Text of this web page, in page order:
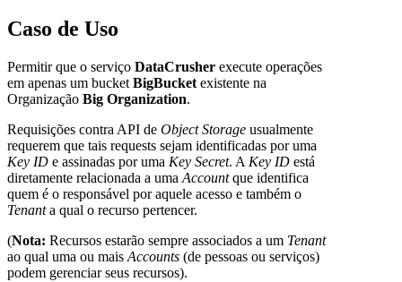
Caso de Uso
Permitir que o serviço DataCrusher execute operações
em apenas um bucket BigBucket existente na
Organização Big Organization.
Requisições contra API de Object Storage usualmente
requerem que tais requests sejam identificadas por uma
Key ID e assinadas por uma Key Secret. A Key ID está
diretamente relacionada a uma Accountque identifica
quem é o responsável por aquele acesso e também o
Tenanta qual o recurso pertencer.
(Nota: Recursos estarão sempre associados a um Tenant
ao qual uma ou mais Accounts (de pessoas ou serviços)
podem gerenciar seus recursos).